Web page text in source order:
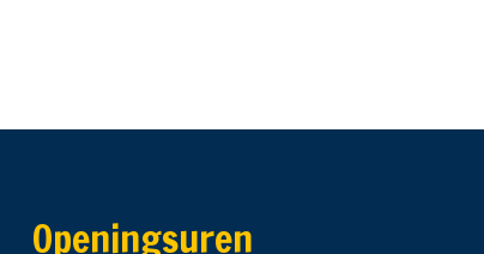
Openingsuren